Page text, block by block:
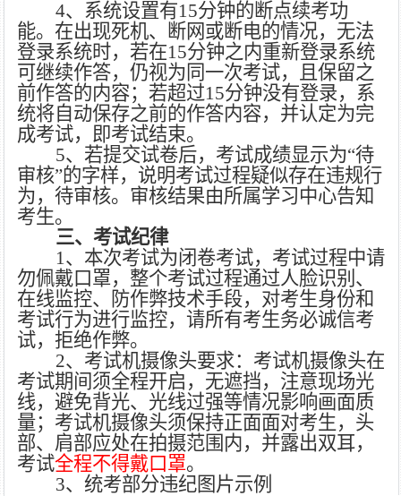
4、系统设置有15分钟的断点续考功
能。在出现死机、断网或断电的情况，无法
登录系统时，若在15分钟之内重新登录系统
可继续作答，仍视为同一次考试，且保留之
前作答的内容；若超过15分钟没有登录，系
统将自动保存之前的作答内容，并认定为完
成考试，即考试结束。
5、 若提交试卷后，考试成绩显示为“待
审核”的字样，说明考试过程疑似存在违规行
为，待审核。审核结果由所属学习中心告知
考生。
三、考试纪律
1、本次考试为闭卷考试，考试过程中请
勿佩戴口罩， 整个考试过程通过人脸识别、
在线监控、防作弊技术手段，对考生身份和
考试行为进行监控，请所有考生务必诚信考
试，拒绝作弊。
2、考试机摄像头要求：考试机摄像头在
考试期间须全程开启，无遮挡，注意现场光
线，避免背光、光线过强等情况影响画面质
量； 考试机摄像头须保持正面面对考生，头
部、肩部应处在拍摄范围内，并露出双耳，
考试全程不得戴口罩。
3、统考部分违纪图片示例